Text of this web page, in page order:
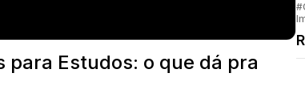
para Estudos: o que dá pra